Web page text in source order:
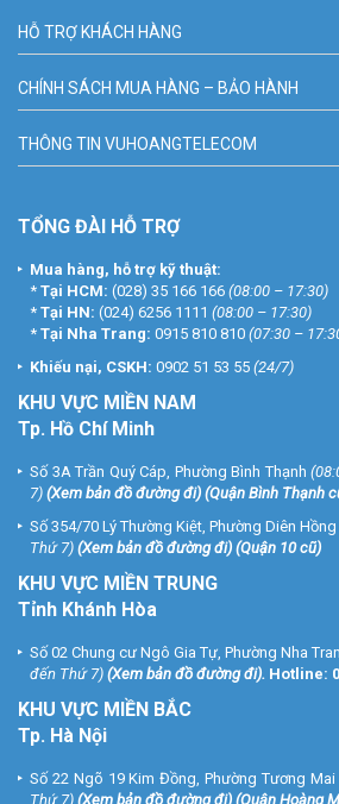
HỖ TRỢ KHÁCH HÀNG
CHÍNH SÁCH MUA HÀNG – BẢO HÀNH
THÔNG TIN VUHOANGTELECOM
TỔNG ĐÀI HỖ TRỢ
Mua hàng, hỗ trợ kỹ thuật:
* Tại HCM: (028) 35 166 166 (08:00 – 17:30)
* Tại HN: (024) 6256 1111 (08:00 – 17:30)
* Tại Nha Trang: 0915 810 810 (07:30 –
Khiếu nại, CSKH: 0902 51 53 55 (24/7)
KHU VỰC MIỀN NAM
Tp. Hồ Chí Minh
Số 3A Trần Quý Cáp, Phường Bình Thạnh
7) (Xem bản đồ đường đi) (Quận Bình Thạnh
Số 354/70 Lý Thường Kiệt, Phường Diên Hồng
Thứ 7) (Xem bản đồ đường đi) (Quận 10 cũ)
KHU VỰC MIỀN TRUNG
Tỉnh Khánh Hòa
Số 02 Chung cư Ngô Gia Tự, Phường Nha
đến Thứ 7) (Xem bản đồ đường đi). Hotline:
KHU VỰC MIỀN BẮC
Tp. Hà Nội
Số 22 Ngõ 19 Kim Đồng, Phường Tương Mai
Thứ 7) (Xem bản đồ đường đi) (Quận Hoàng